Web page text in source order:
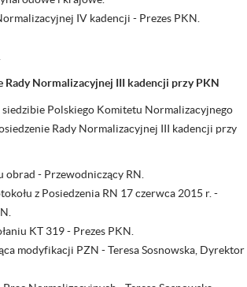
IV kadencji - Prezes PKN.
Rady Normalizacyjnej III kadencji przy PKN
Polskiego Komitetu Normalizacyjnego
Rady Normalizacyjnej III kadencji przy
obrad - Przewodniczący RN.
z Posiedzenia RN 17 czerwca 2015 r. -
KT 319 - Prezes PKN.
modyfikacji PZN - Teresa Sosnowska, Dyrektor